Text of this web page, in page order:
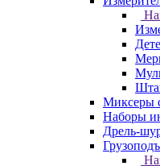
Миксеры
Наборы
Дрель-